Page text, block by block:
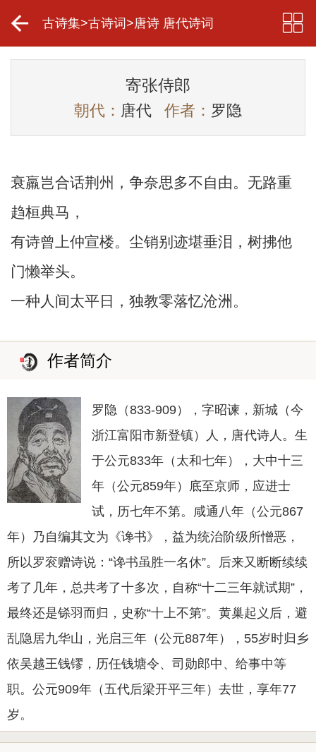
古诗集>古诗词 >唐诗 唐代诗词
寄张侍郎
朝代： 唐代 作者： 罗隐
衰羸岂合话荆州，争奈思多不自由。无路重
趋桓典马，
有诗曾上仲宣楼。尘销别迹堪垂泪，树拂他
门懒举头。
一种人间太平日，独教零落忆沧洲。
作者简介
罗隐（833-909），字昭谏，新城（今
浙江富阳市新登镇）人，唐代诗人。生
于公元833年（太和七年），大中十三
年（公元859年）底至京师，应进士
试，历七年不第。咸通八年（公元867
年）乃自编其文为《谗书》，益为统治阶级所憎恶，
所以罗衮赠诗说：“谗书虽胜一名休”。后来又断断续续
考了几年，总共考了十多次，自称“十二三年就试期”，
最终还是铩羽而归，史称“十上不第”。黄巢起义后，避
乱隐居九华山，光启三年（公元887年），55岁时归乡
依吴越王钱镠，历任钱塘令、司勋郎中、给事中等
职。公元909年（五代后梁开平三年）去世，享年77
岁。